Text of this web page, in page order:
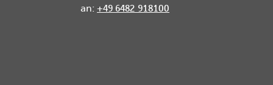
an: +49 6482 918100